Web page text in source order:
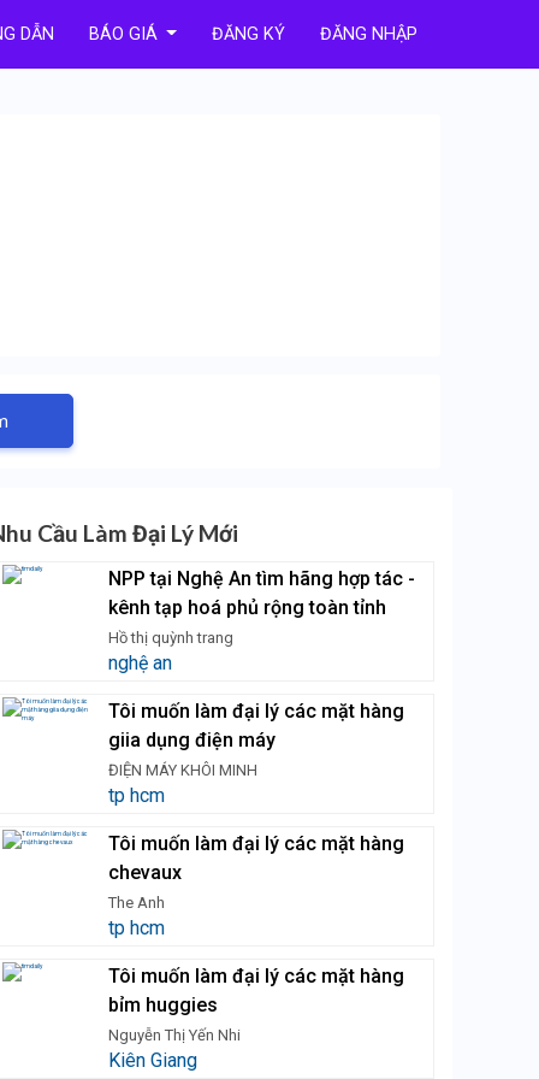
DẪN BÁO GIÁ ĐĂNG KÝ ĐĂNG NHẬP
Cầu Làm Đại Lý Mới
NPP tại Nghệ An tìm hãng hợp tác -
kênh tạp hoá phủ rộng toàn tỉnh
Hồ thị quỳnh trang
nghệ an
Tôi muốn làm đại lý các mặt hàng
giia dụng điện máy
ĐIỆN MÁY KHÔI MINH
tp hcm
Tôi muốn làm đại lý các mặt hàng
chevaux
The Anh
tp hcm
Tôi muốn làm đại lý các mặt hàng
bỉm huggies
Nguyễn Thị Yến Nhi
Kiên Giang